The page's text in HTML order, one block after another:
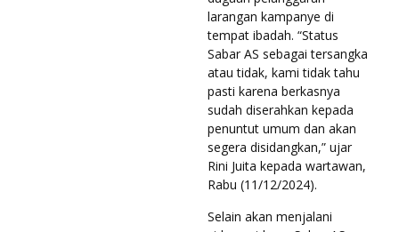
larangan kampanye di
tempat ibadah. “Status
Sabar AS sebagai tersangka
atau tidak, kami tidak tahu
pasti karena berkasnya
sudah diserahkan kepada
penuntut umum dan akan
segera disidangkan,” ujar
Rini Juita kepada wartawan,
Rabu (11/12/2024).
Selain akan menjalani